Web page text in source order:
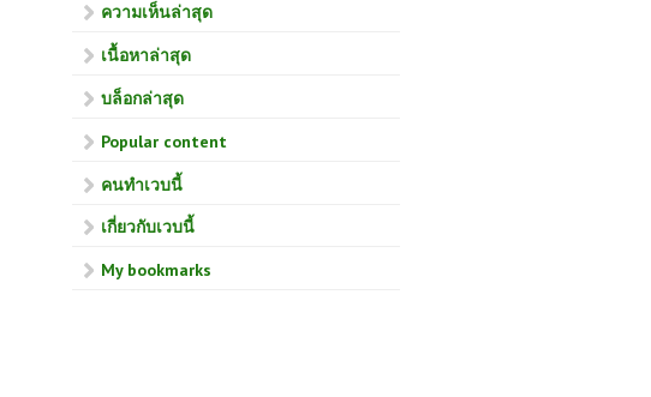
ความเห็นล่าสุด
เนื้อหาล่าสุด
บล็อกล่าสุด
Popular content
คนทำเวบนี้
เกี่ยวกับเวบนี้
My bookmarks